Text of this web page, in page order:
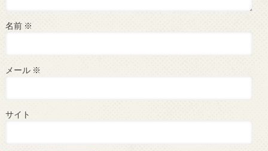
名前 ※
メール ※
サイト